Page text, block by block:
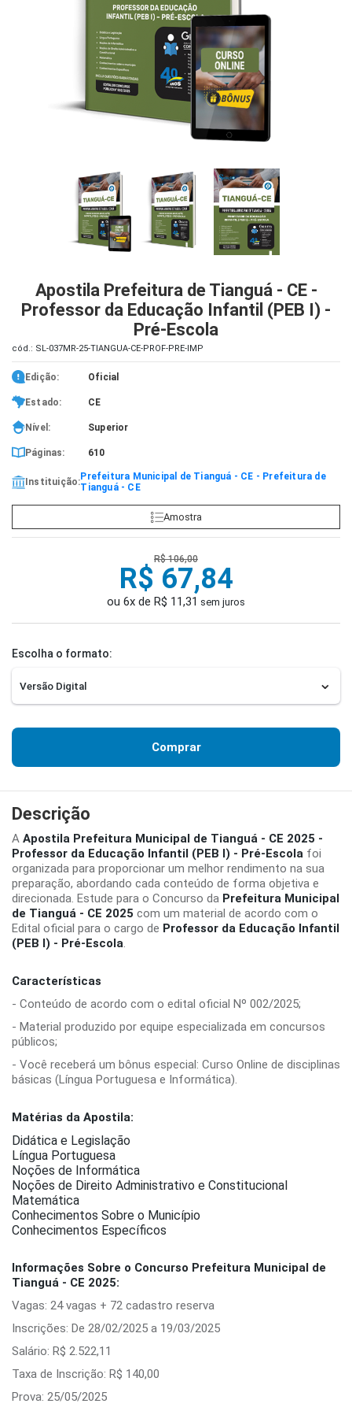
Apostila Prefeitura de Tianguá - CE -
Professor da Educação Infantil (PEB I) -
Pré-Escola
cód.: SL-037MR-25-TIANGUA-CE-PROF-PRE-IMP
Edição: Oficial
Estado: CE
Nível: Superior
Páginas: 610
Instituição:Prefeitura Municipal de Tianguá - CE - Prefeitura de
Tianguá - CE
Amostra
R$ 106,00
R$ 67,84
ou 6x de R$ 11,31 sem juros
Escolha o formato:
Comprar
Descrição
A Apostila Prefeitura Municipal de Tianguá - CE 2025 -
Professor da Educação Infantil (PEB I) - Pré-Escola foi
organizada para proporcionar um melhor rendimento na sua
preparação, abordando cada conteúdo de forma objetiva e
direcionada. Estude para o Concurso da Prefeitura Municipal
de Tianguá - CE 2025 com um material de acordo com o
Edital oficial para o cargo de Professor da Educação Infantil
(PEB I) - Pré-Escola.
Características
- Conteúdo de acordo com o edital oficial Nº 002/2025;
- Material produzido por equipe especializada em concursos
públicos;
- Você receberá um bônus especial: Curso Online de disciplinas
básicas (Língua Portuguesa e Informática).
Matérias da Apostila:
Didática e Legislação
Língua Portuguesa
Noções de Informática
Noções de Direito Administrativo e Constitucional
Matemática
Conhecimentos Sobre o Município
Conhecimentos Específicos
Informações Sobre o Concurso Prefeitura Municipal de
Tianguá - CE 2025:
Vagas: 24 vagas + 72 cadastro reserva
Inscrições: De 28/02/2025 a 19/03/2025
Salário: R$ 2.522,11
Taxa de Inscrição: R$ 140,00
Prova: 25/05/2025